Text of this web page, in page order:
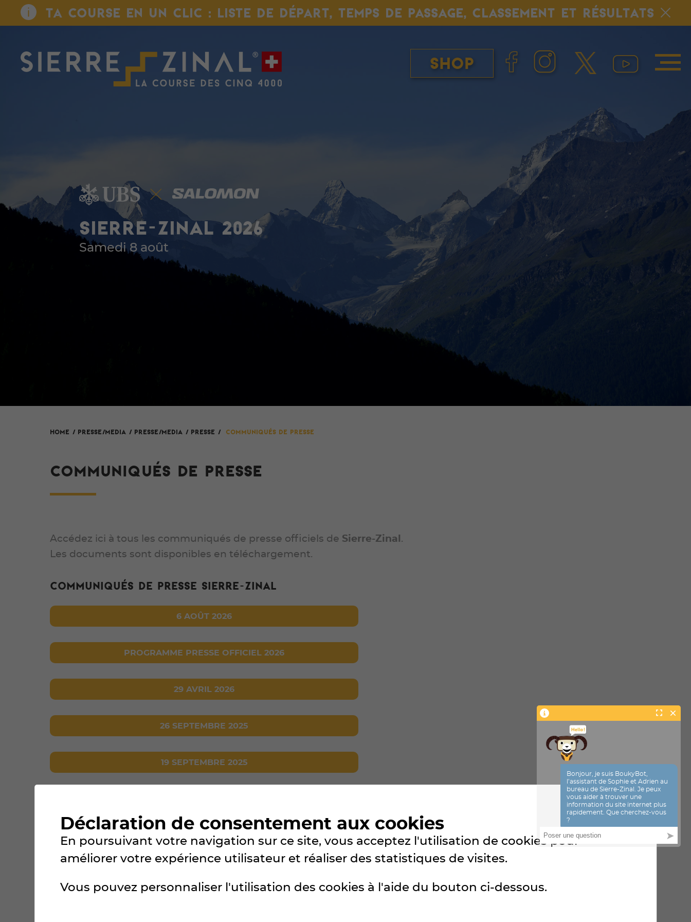
TA COURSE EN UN CLIC : LISTE DE DÉPART, TEMPS DE PASSAGE, CLASSEMENT ET RÉSULTATS
SIERRE-ZINAL 2026
Samedi 8 août
Shop
HOME / Presse/Media / PRESSE/MEDIA / Presse / Communiqués de presse
COMMUNIQUÉS DE PRESSE
Accédez ici à tous les communiqués de presse officiels de Sierre-Zinal .
Les documents sont disponibles en téléchargement.
Communiqués de presse Sierre-Zinal
6 AOÛT 2026
PROGRAMME PRESSE OFFICIEL 2026
29 AVRIL 2026
26 SEPTEMBRE 2025
19 SEPTEMBRE 2025
MARS 2023
Déclaration de consentement aux cookies
En poursuivant votre navigation sur ce site, vous acceptez l'utilisation de cookies pour
améliorer votre expérience utilisateur et réaliser des statistiques de visites.
Vous pouvez personnaliser l'utilisation des cookies à l'aide du bouton ci-dessous.